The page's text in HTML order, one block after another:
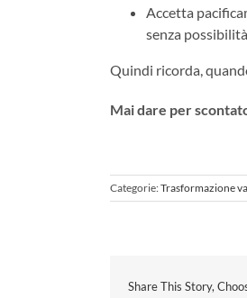
Accetta
senza
Quindi ricorda,
Mai dare per
Categorie:Trasformazione
Share This Story,